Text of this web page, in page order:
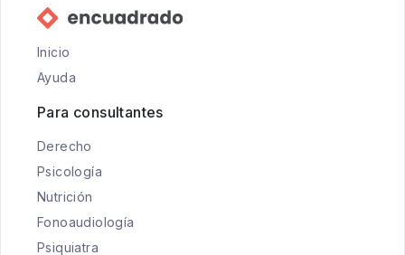
Inicio
Ayuda
Para consultantes
Derecho
Psicología
Nutrición
Fonoaudiología
Psiquiatra